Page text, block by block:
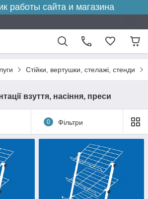
работы сайта и магазина
Стійки, вертушки, стелажі, стенди
взуття, насіння, преси
0 Фільтри